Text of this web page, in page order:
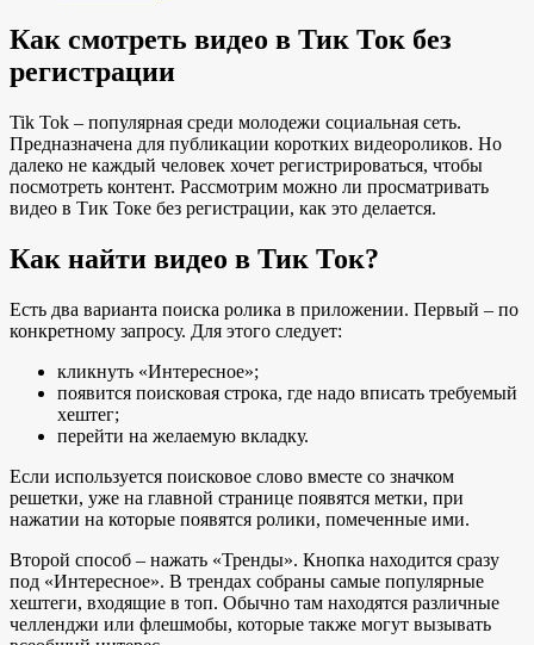
Как смотреть видео в Тик Ток без
регистрации
Tik Tok – популярная среди молодежи социальная сеть.
Предназначена для публикации коротких видеороликов. Но
далеко не каждый человек хочет регистрироваться, чтобы
посмотреть контент. Рассмотрим можно ли просматривать
видео в Тик Токе без регистрации, как это делается.
Как найти видео в Тик Ток?
Есть два варианта поиска ролика в приложении. Первый – по
конкретному запросу. Для этого следует:
кликнуть «Интересное»;
появится поисковая строка, где надо вписать требуемый
хештег;
перейти на желаемую вкладку.
Если используется поисковое слово вместе со значком
решетки, уже на главной странице появятся метки, при
нажатии на которые появятся ролики, помеченные ими.
Второй способ – нажать «Тренды». Кнопка находится сразу
под «Интересное». В трендах собраны самые популярные
хештеги, входящие в топ. Обычно там находятся различные
челленджи или флешмобы, которые также могут вызывать